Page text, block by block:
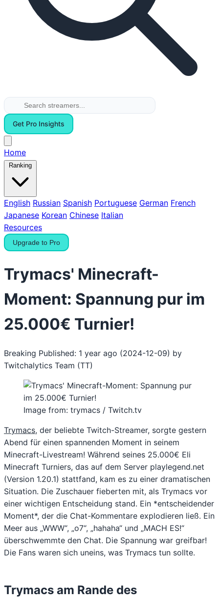
Get Pro Insights
Home
Ranking
English Russian Spanish Portuguese German French
Japanese Korean Chinese Italian
Resources
Upgrade to Pro
Trymacs' Minecraft-
Moment: Spannung pur im
25.000€ Turnier!
Breaking Published: 1 year ago (2024-12-09) by
Twitchalytics Team (TT)
Image from: trymacs / Twitch.tv
Trymacs, der beliebte Twitch-Streamer, sorgte gestern
Abend für einen spannenden Moment in seinem
Minecraft-Livestream! Während seines 25.000€ Eli
Minecraft Turniers, das auf dem Server playlegend.net
(Version 1.20.1) stattfand, kam es zu einer dramatischen
Situation. Die Zuschauer fieberten mit, als Trymacs vor
einer wichtigen Entscheidung stand. Ein *entscheidender
Moment*, der die Chat-Kommentare explodieren ließ. Ein
Meer aus „WWW“, „o7“, „hahaha“ und „MACH ES!“
überschwemmte den Chat. Die Spannung war greifbar!
Die Fans waren sich uneins, was Trymacs tun sollte.
Trymacs am Rande des